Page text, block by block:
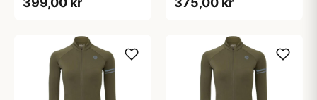
L